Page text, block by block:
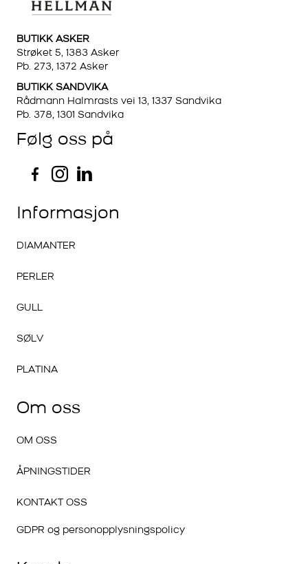
BUTIKK ASKER
Strøket 5, 1383 Asker
Pb. 273, 1372 Asker
BUTIKK SANDVIKA
Rådmann Halmrasts vei 13, 1337 Sandvika
Pb. 378, 1301 Sandvika
Følg oss på
Informasjon
DIAMANTER
PERLER
GULL
SØLV
PLATINA
Om oss
OM OSS
ÅPNINGSTIDER
KONTAKT OSS
GDPR og personopplysningspolicy